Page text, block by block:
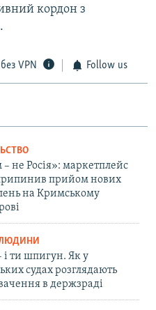
кордон з
VPN Follow us
не Росія»: маркетплейс
прийом нових
на Кримському
ЛЮДИНИ
і ти шпигун. Як у
судах розглядають
в держзраді